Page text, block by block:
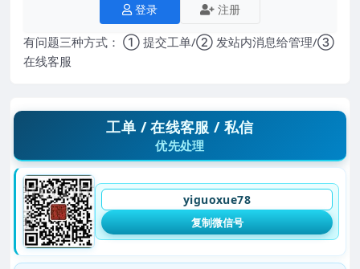
登录 注册
有问题三种方式： ① 提交工单/② 发站内消息给管理/③
在线客服
工单 / 在线客服 / 私信
优先处理
yiguoxue78
复制微信号